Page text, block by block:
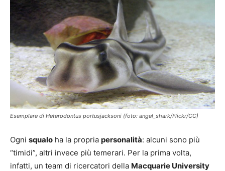
Esemplare di Heterodontus portusjacksoni (foto: angel_shark/Flickr/CC)
Ogni squalo ha la propria personalità: alcuni sono più
“timidi”, altri invece più temerari. Per la prima volta,
infatti, un team di ricercatori della Macquarie University